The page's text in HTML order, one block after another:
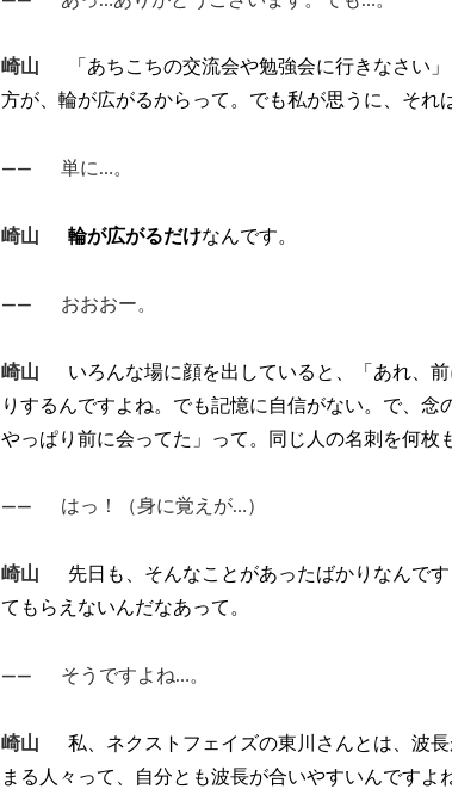
崎山
「あちこちの交流会や勉強会に行きなさい
方が、輪が広がるからって。でも私が思うに、それ
―― 単に…。
崎山 輪が広がるだけなんです。
―― おおおー。
崎山
いろんな場に顔を出していると、「あれ、
りするんですよね。でも記憶に自信がない。で、
やっぱり前に会ってた」って。同じ人の名刺を何枚
―― はっ！（身に覚えが…）
崎山
先日も、そんなことがあったばかりなんで
てもらえないんだなあって。
―― そうですよね…。
崎山
私、ネクストフェイズの東川さんとは、波
まる人々って、自分とも波長が合いやすいんです